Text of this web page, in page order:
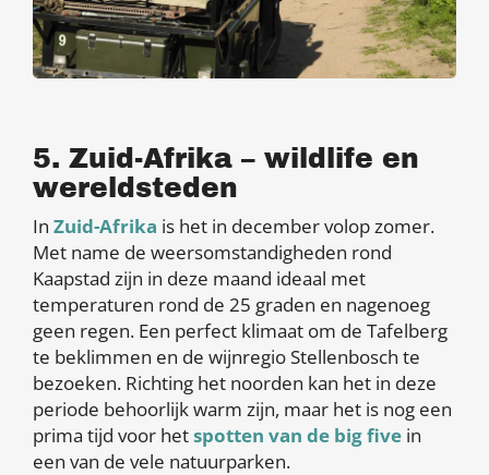
5. Zuid-Afrika – wildlife en
wereldsteden
In Zuid-Afrika is het in december volop zomer.
Met name de weersomstandigheden rond
Kaapstad zijn in deze maand ideaal met
temperaturen rond de 25 graden en nagenoeg
geen regen. Een perfect klimaat om de Tafelberg
te beklimmen en de wijnregio Stellenbosch te
bezoeken. Richting het noorden kan het in deze
periode behoorlijk warm zijn, maar het is nog een
prima tijd voor hetspotten van de big five in
een van de vele natuurparken.